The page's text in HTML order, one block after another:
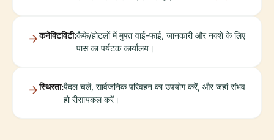
कनेक्टिविटी:कैफे/होटलों में मुफ्त वाई-फाई, जानकारी और नक्शे के लिए
पास का पर्यटक कार्यालय।
स्थिरता:पैदल चलें, सार्वजनिक परिवहन का उपयोग करें, और जहां संभव
हो रीसायकल करें।